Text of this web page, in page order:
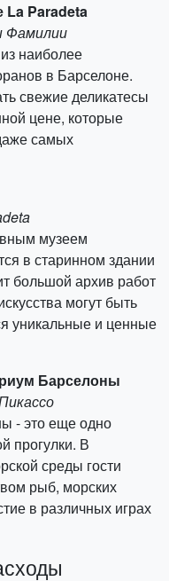
La Paradeta
Фамилии
наиболее
в Барселоне.
свежие деликатесы
цене, которые
самых
музеем
в старинном здании
большой архив работ
могут быть
уникальные и ценные
Барселоны
- это еще одно
прогулки. В
среды гости
рыб, морских
в различных играх